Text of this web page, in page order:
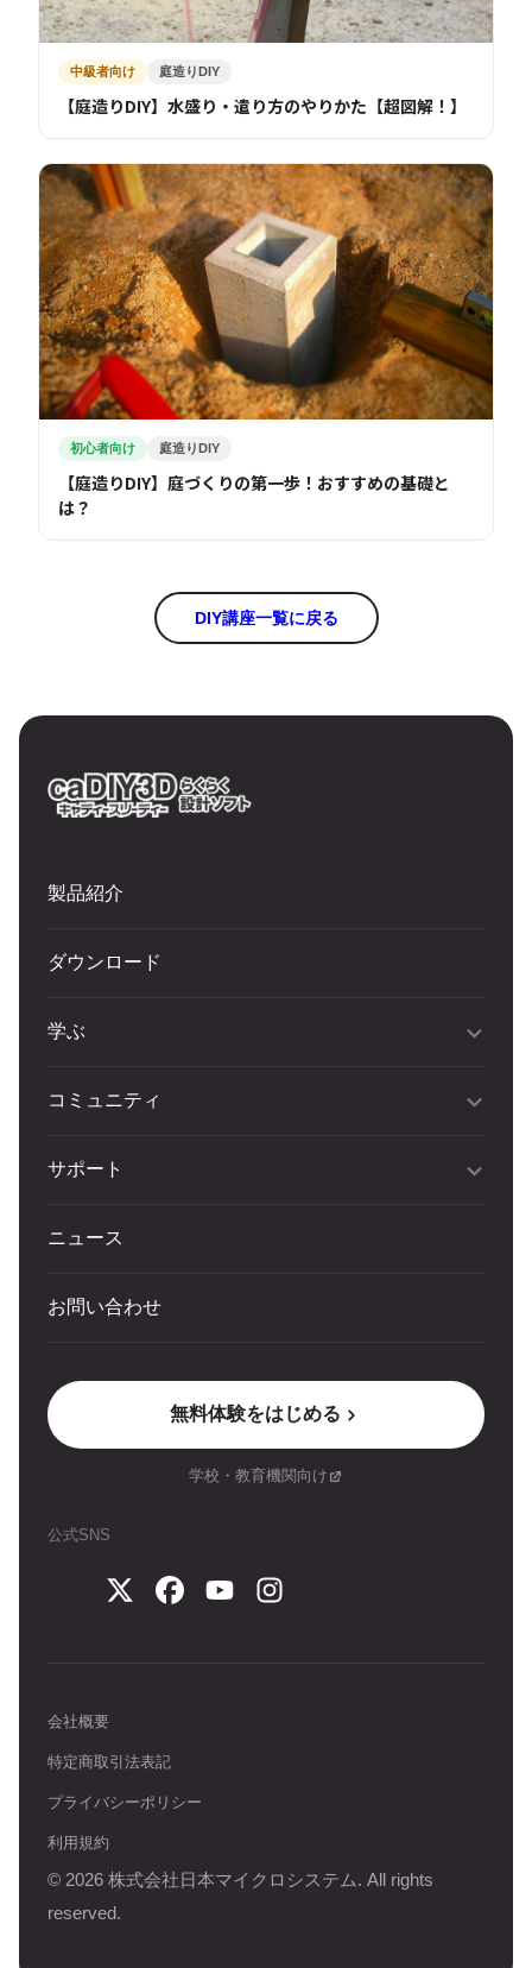
中級者向け 庭造りDIY
【庭造りDIY】水盛り・遣り方のやりかた【超図解！】
初心者向け 庭造りDIY
【庭造りDIY】庭づくりの第一歩！おすすめの基礎と
は？
DIY講座一覧に戻る
製品紹介
ダウンロード
学ぶ
コミュニティ
サポート
ニュース
お問い合わせ
無料体験をはじめる
学校・教育機関向け
公式SNS
会社概要
特定商取引法表記
プライバシーポリシー
利用規約
© 2026 株式会社日本マイクロシステム. All rights
reserved.